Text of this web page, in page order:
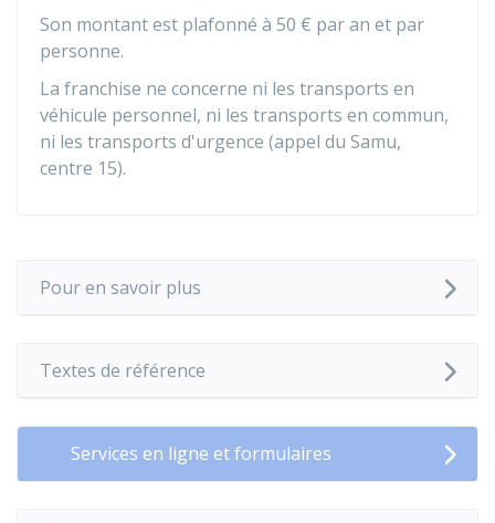
Son montant est plafonné à 50 € par an et par
personne.
La franchise ne concerne ni les transports en
véhicule personnel, ni les transports en commun,
ni les transports d'urgence (appel du Samu,
centre 15).
Pour en savoir plus
Textes de référence
Services en ligne et formulaires